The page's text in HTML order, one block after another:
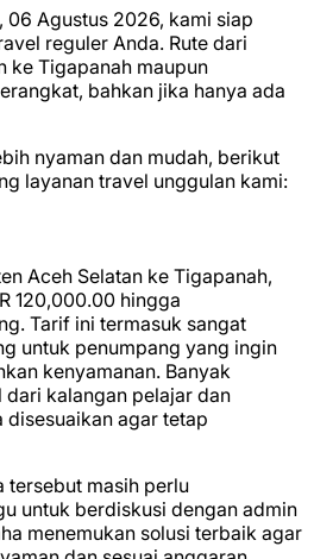
06 Agustus 2026, kami siap
reguler Anda. Rute dari
ke Tigapanah maupun
bahkan jika hanya ada
nyaman dan mudah, berikut
layanan travel unggulan kami:
Aceh Selatan ke Tigapanah,
120,000.00 hingga
Tarif ini termasuk sangat
untuk penumpang yang ingin
kenyamanan. Banyak
kalangan pelajar dan
disesuaikan agar tetap
tersebut masih perlu
untuk berdiskusi dengan admin
menemukan solusi terbaik agar